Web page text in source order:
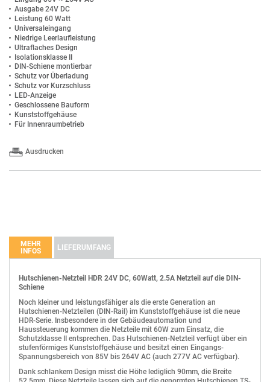
Ausgabe 24V DC
Leistung 60 Watt
Universaleingang
Niedrige Leerlaufleistung
Ultraflaches Design
Isolationsklasse II
DIN-Schiene montierbar
Schutz vor Überladung
Schutz vor Kurzschluss
LED-Anzeige
Geschlossene Bauform
Kunststoffgehäuse
Für Innenraumbetrieb
Ausdrucken
MEHR
INFOS
LIEFERUMFANG
Hutschienen-Netzteil HDR 24V DC, 60Watt, 2.5A Netzteil auf die DIN-
Schiene
Noch kleiner und leistungsfähiger als die erste Generation an
Hutschienen-Netzteilen (DIN-Rail) im Kunststoffgehäuse ist die neue
HDR-Serie. Insbesondere in der Gebäudeautomation und
Haussteuerung kommen die Netzteile mit 60W zum Einsatz, die
Schutzklasse II entsprechen. Das Hutschienen-Netzteil verfügt über ein
stufenförmiges Kunststoffgehäuse und besitzt einen Eingangs-
Spannungsbereich von 85V bis 264V AC (auch 277V AC verfügbar).
Dank schlankem Design misst die Höhe lediglich 90mm, die Breite
Schiene - HDR-60-24
Montageanleitung